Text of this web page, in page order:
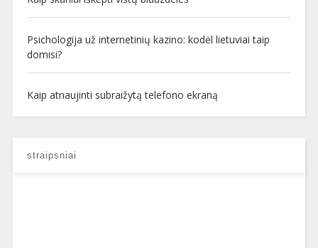
Psichologija už internetinių kazino: kodėl lietuviai taip
domisi?
Kaip atnaujinti subraižytą telefono ekraną
straipsniai